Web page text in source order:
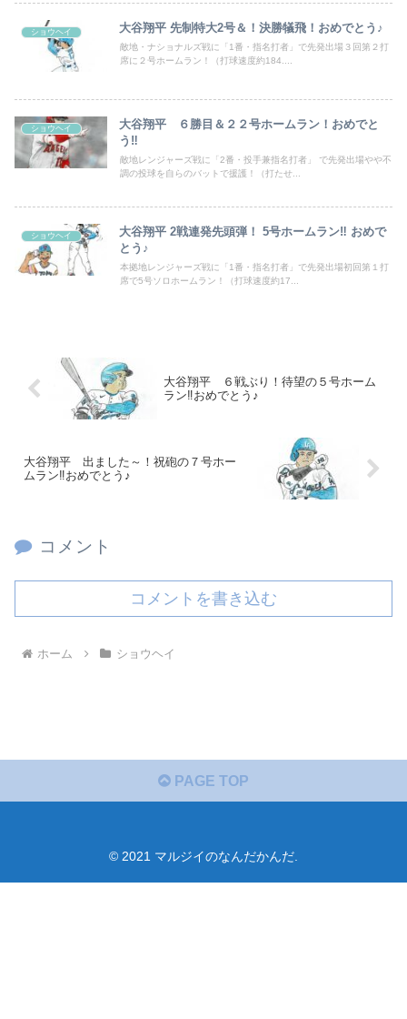
ショウヘイ 大谷翔平 先制特大2号＆！決勝犠飛！おめでとう♪
敵地・ナショナルズ戦に「1番・指名打者」で先発出場３回第２打
席に２号ホームラン！（打球速度約184....
ショウヘイ
大谷翔平 ６勝目＆２２号ホームラン！おめでと
う‼
敵地レンジャーズ戦に「2番・投手兼指名打者」 で先発出場やや不
調の投球を自らのバットで援護！（打たせ...
ショウヘイ
大谷翔平 2戦連発先頭弾！ 5号ホームラン‼ おめで
とう♪
本拠地レンジャーズ戦に「1番・指名打者」で先発出場初回第１打
席で5号ソロホームラン！（打球速度約17...
大谷翔平 ６戦ぶり！待望の５号ホーム
ラン‼おめでとう♪
大谷翔平 出ました～！祝砲の７号ホー
ムラン‼おめでとう♪
コメント
コメントを書き込む
ホーム ショウヘイ
PAGE TOP
© 2021 マルジイのなんだかんだ.